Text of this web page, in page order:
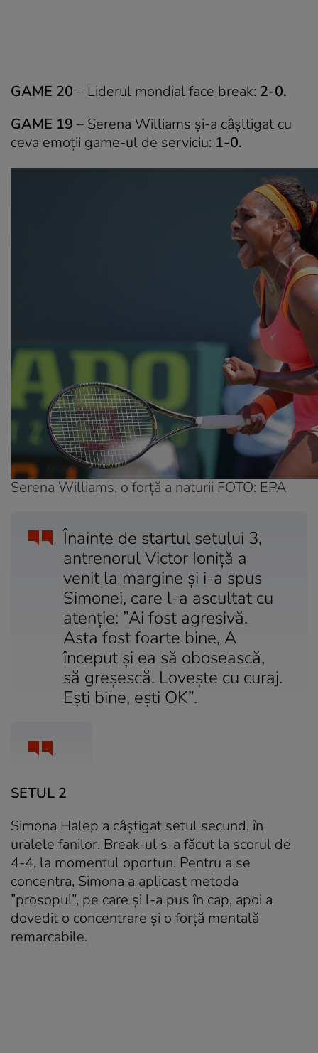
GAME 20 – Liderul mondial face break: 2-0.
GAME 19 – Serena Williams și-a câșltigat cu
ceva emoții game-ul de serviciu: 1-0.
Serena Williams, o forță a naturii FOTO: EPA
Înainte de startul setului 3,
antrenorul Victor Ioniță a
venit la margine și i-a spus
Simonei, care l-a ascultat cu
atenție: ”Ai fost agresivă.
Asta fost foarte bine, A
început și ea să obosească,
să greșescă. Lovește cu curaj.
Ești bine, ești OK”.
SETUL 2
Simona Halep a câștigat setul secund, în
uralele fanilor. Break-ul s-a făcut la scorul de
4-4, la momentul oportun. Pentru a se
concentra, Simona a aplicast metoda
”prosopul”, pe care și l-a pus în cap, apoi a
dovedit o concentrare și o forță mentală
remarcabile.